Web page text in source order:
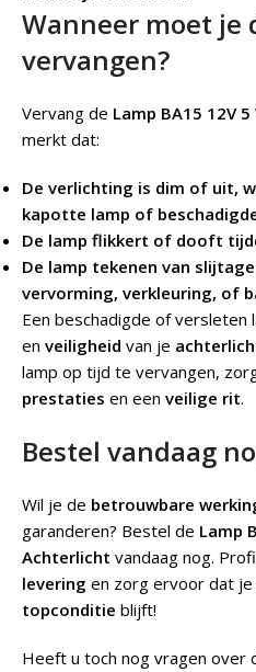
Wanneer moet je
vervangen?
Vervang de Lamp BA15 12V
merkt dat:
De verlichting is dim of uit,
kapotte lamp of
De lamp flikkert of dooft
De lamp tekenen van
vervorming, verkleuring, of
Een beschadigde of versleten
en veiligheid van je
lamp op tijd te vervangen,
prestaties en een veilige rit.
Bestel vandaag
Wil je de betrouwbare
garanderen? Bestel de Lamp
Achterlicht vandaag nog.
levering en zorg ervoor dat je
topconditie blijft!
Heeft u toch nog vragen over